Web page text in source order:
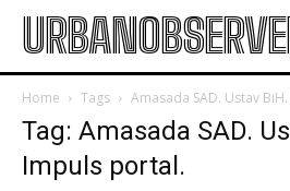
Home Tags Amasada SAD. Ustav
Tag: Amasada SAD.
Impuls portal.